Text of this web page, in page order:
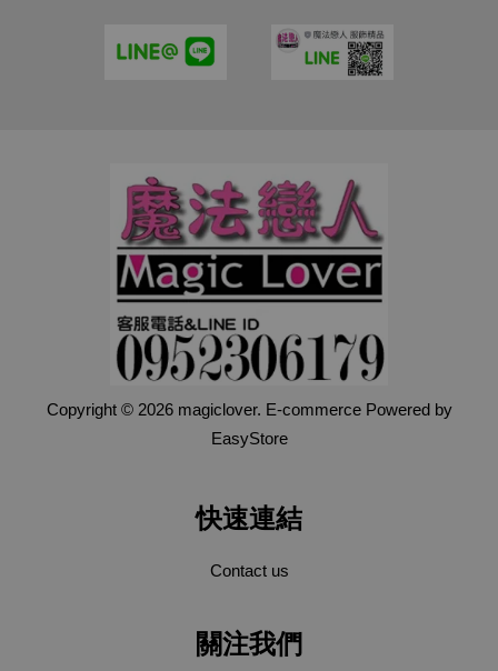
Copyright © 2026 magiclover. E-commerce Powered by
EasyStore
快速連結
Contact us
關注我們